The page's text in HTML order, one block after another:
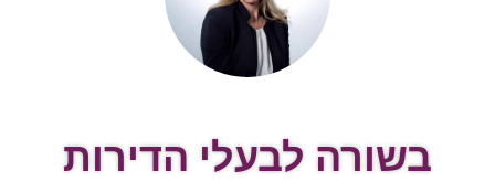
בשורה לבעלי הדירות